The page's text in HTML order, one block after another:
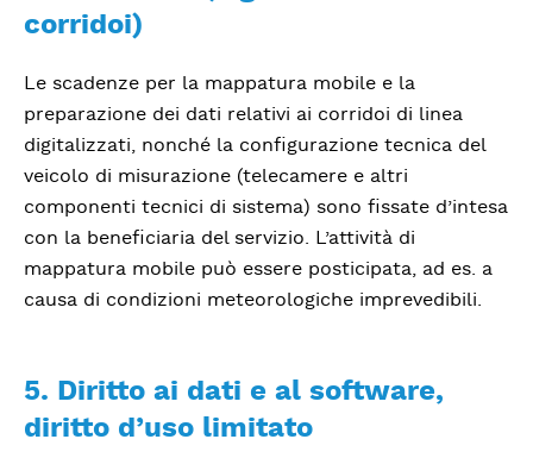
corridoi)
Le scadenze per la mappatura mobile e la
preparazione dei dati relativi ai corridoi di linea
digitalizzati, nonché la configurazione tecnica del
veicolo di misurazione (telecamere e altri
componenti tecnici di sistema) sono fissate d’intesa
con la beneficiaria del servizio. L’attività di
mappatura mobile può essere posticipata, ad es. a
causa di condizioni meteorologiche imprevedibili.
5. Diritto ai dati e al software,
diritto d’uso limitato